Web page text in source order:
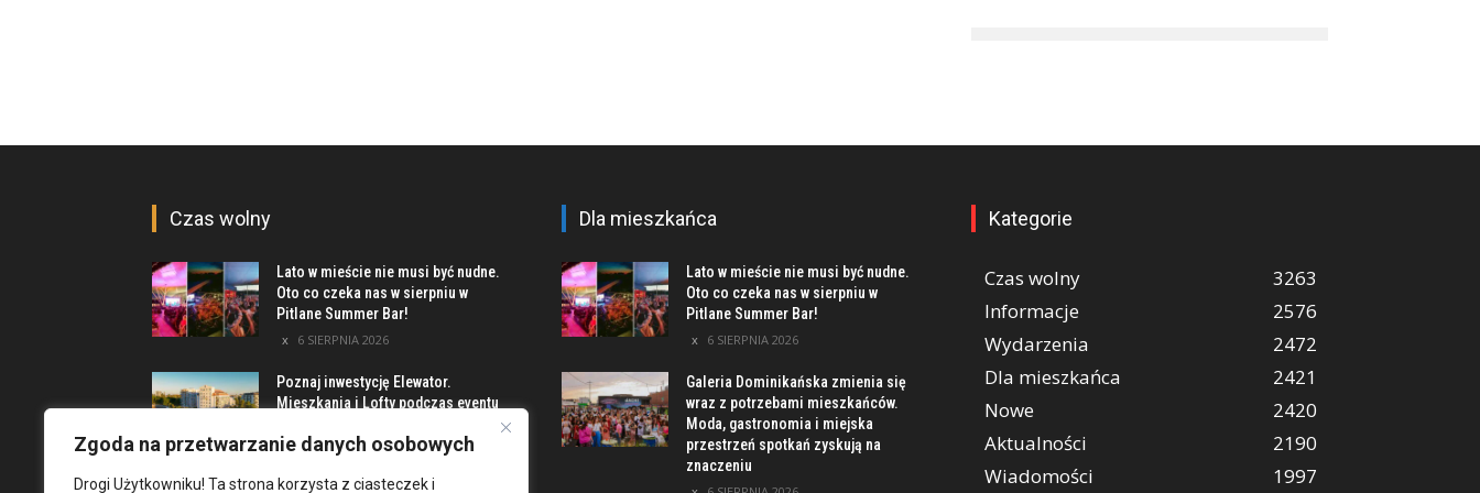
Zgoda na przetwarzanie danych osobowych
Drogi Użytkowniku! Ta strona korzysta z ciasteczek i
Czas wolny
Lato w mieście nie musi być nudne.
Oto co czeka nas w sierpniu w
Pitlane Summer Bar!
6 SIERPNIA 2026
Poznaj inwestycję Elewator.
Mieszkania i Lofty podczas eventu
5 SIERPNIA 2026
Dla mieszkańca
Lato w mieście nie musi być nudne.
Oto co czeka nas w sierpniu w
Pitlane Summer Bar!
6 SIERPNIA 2026
Galeria Dominikańska zmienia się
wraz z potrzebami mieszkańców.
Moda, gastronomia i miejska
przestrzeń spotkań zyskują na
znaczeniu
Kategorie
Czas wolny
3263
Informacje
2576
Wydarzenia
2472
Dla mieszkańca
2421
Nowe
2420
Aktualności
2190
Wiadomości
1997